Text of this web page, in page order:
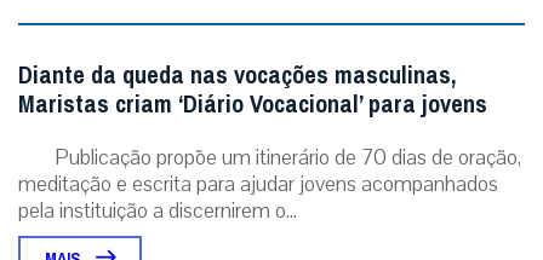
Diante da queda nas vocações masculinas,
Maristas criam ‘Diário Vocacional’ para jovens
Publicação propõe um itinerário de 70 dias de oração,
meditação e escrita para ajudar jovens acompanhados
pela instituição a discernirem o...